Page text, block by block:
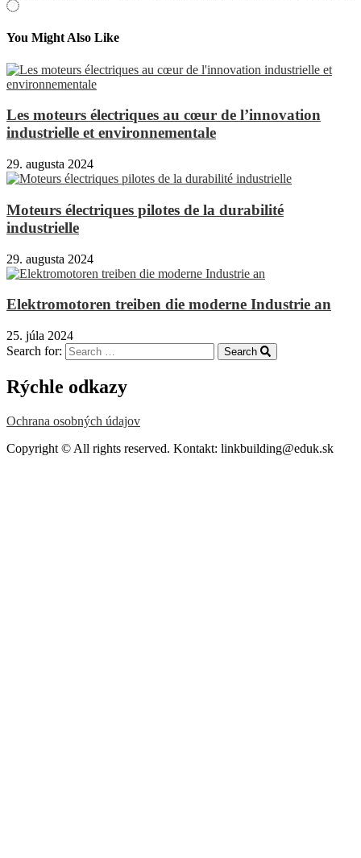
You Might Also Like
Les moteurs électriques au cœur de l’innovation
industrielle et environnementale
29. augusta 2024
Moteurs électriques pilotes de la durabilité
industrielle
29. augusta 2024
Elektromotoren treiben die moderne Industrie an
25. júla 2024
Search for:
Search
Rýchle odkazy
Ochrana osobných údajov
Copyright © All rights reserved. Kontakt: linkbuilding@eduk.sk